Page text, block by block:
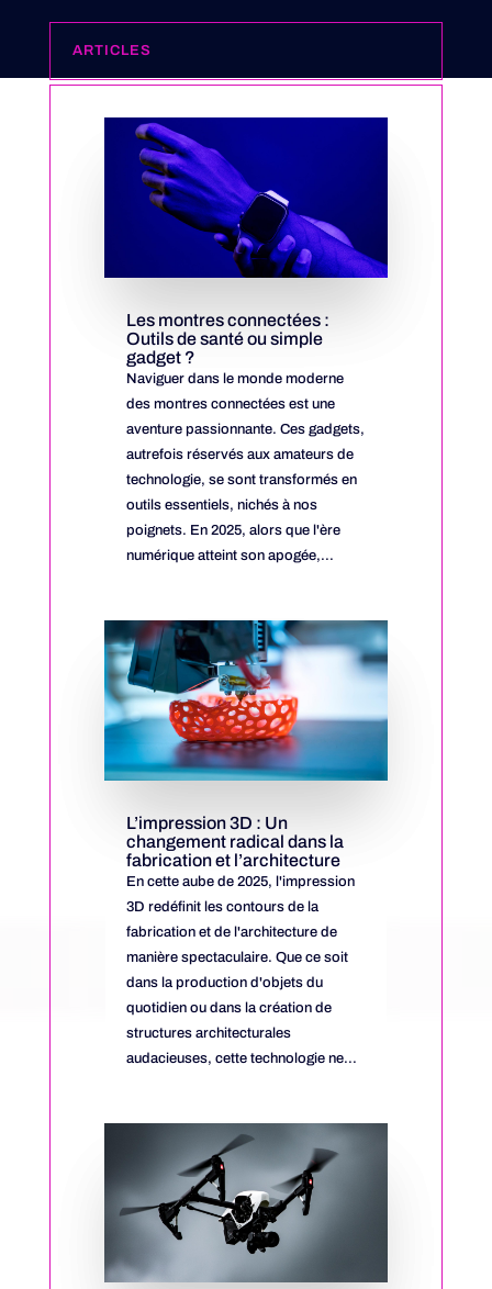
ARTICLES
Les montres connectées :
Outils de santé ou simple
gadget ?
Naviguer dans le monde moderne
des montres connectées est une
aventure passionnante. Ces gadgets,
autrefois réservés aux amateurs de
technologie, se sont transformés en
outils essentiels, nichés à nos
poignets. En 2025, alors que l'ère
numérique atteint son apogée,...
L’impression 3D : Un
changement radical dans la
fabrication et l’architecture
En cette aube de 2025, l'impression
3D redéfinit les contours de la
fabrication et de l'architecture de
manière spectaculaire. Que ce soit
dans la production d'objets du
quotidien ou dans la création de
structures architecturales
audacieuses, cette technologie ne...